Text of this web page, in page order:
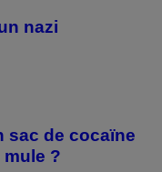
nazi
sac de cocaïne
mule ?